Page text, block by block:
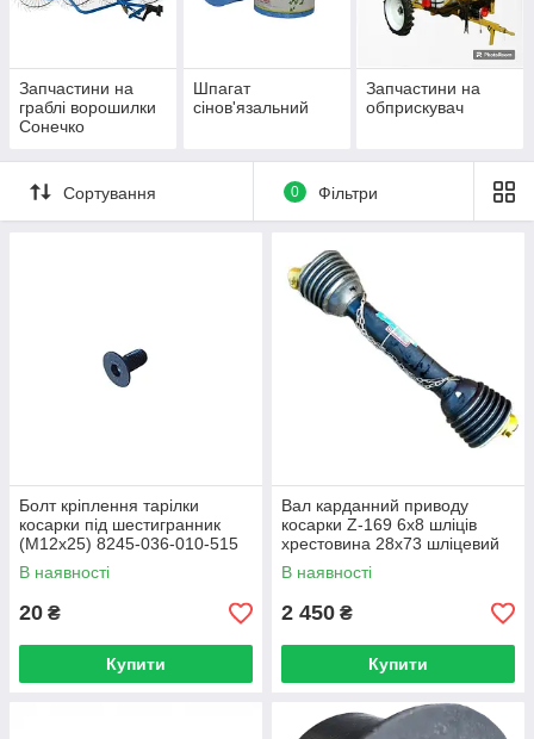
Запчастини на
граблі ворошилки
Сонечко
Шпагат
сінов'язальний
Запчастини на
обприскувач
Сортування 0 Фільтри
Болт кріплення тарілки
косарки під шестигранник
(М12х25) 8245-036-010-515
В наявності
20 ₴
Купити
Вал карданний приводу
косарки Z-169 6х8 шліців
хрестовина 28х73 шліцевий
В наявності
2 450 ₴
Купити